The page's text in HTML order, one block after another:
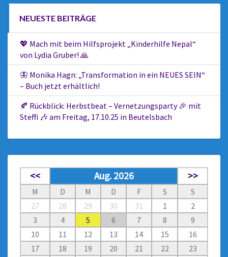
NEUESTE BEITRÄGE
💖 Mach mit beim Hilfsprojekt „Kinderhilfe Nepal“
von Lydia Gruber! 🙏
🦋 Monika Hagn: „Transformation in ein NEUES SEIN“
– Buch jetzt erhältlich!
🍂 Rückblick: Herbstbeat – Vernetzungsparty 🎉 mit
Steffi 🎶 am Freitag, 17.10.25 in Beutelsbach
<< Aug. 2026 >>
M D M D F S
S
27
28 29 30 31 1
2
3
4 5 6 7 8
9
10
11 12 13 14 15
16
17
18 19 20 21 22
23